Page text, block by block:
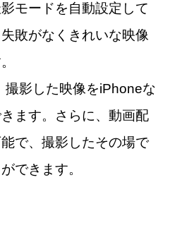
モードを自動設定して
敗がなくきれいな映像
撮影した映像をiPhoneな
ます。さらに、動画配
で、撮影したその場で
できます。